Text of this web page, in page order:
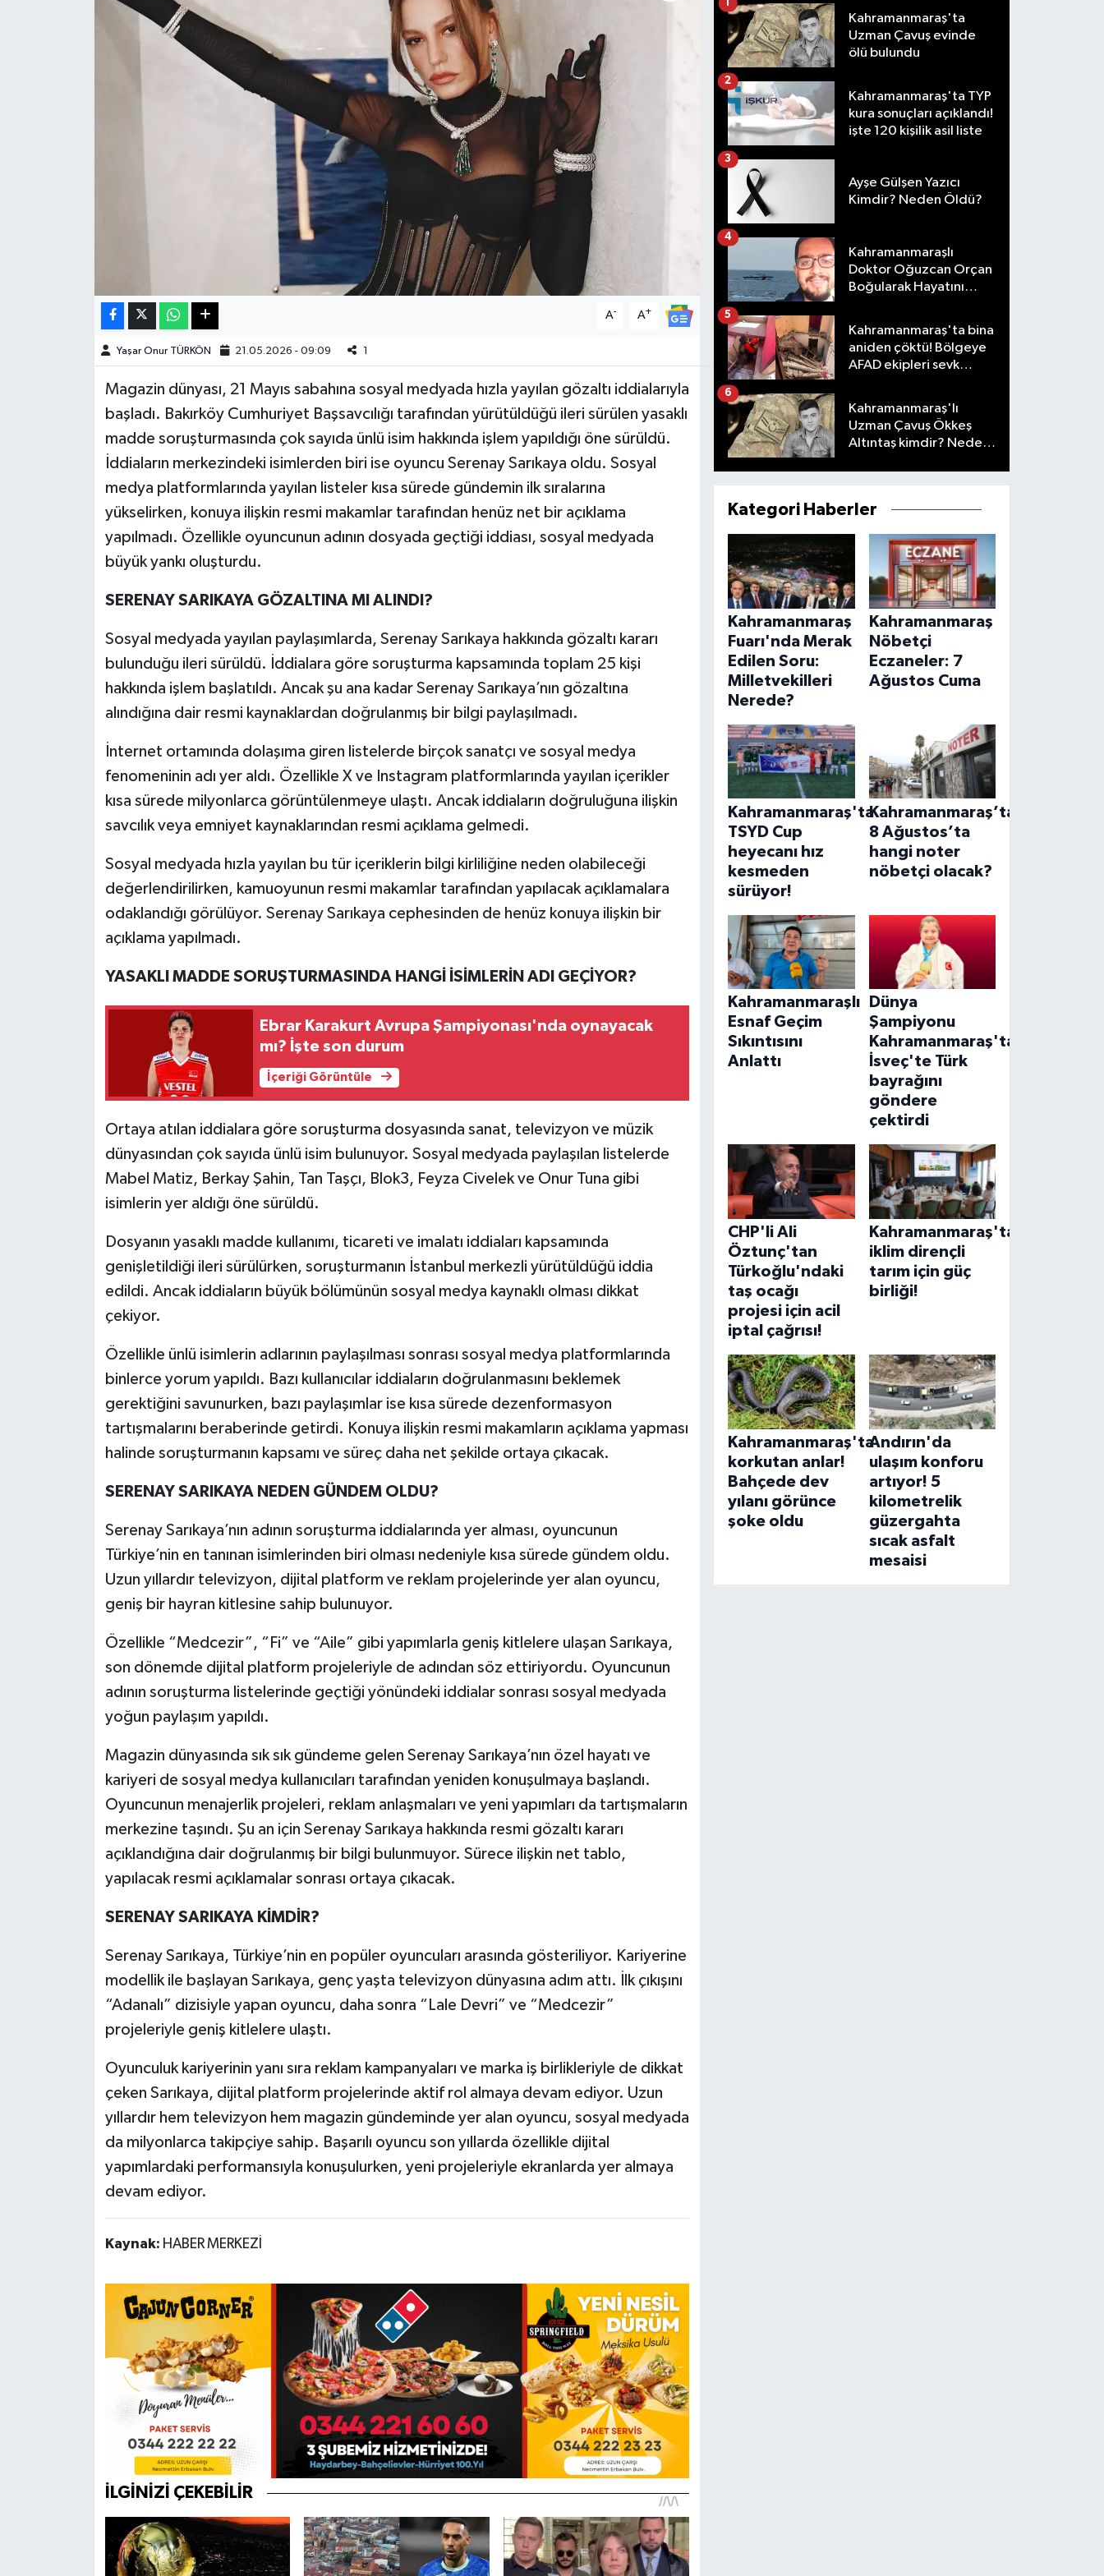
A- A+
Yaşar Onur TÜRKÖN 21.05.2026 - 09:09 1
Magazin dünyası, 21 Mayıs sabahına sosyal medyada hızla yayılan gözaltı iddialarıyla
başladı. Bakırköy Cumhuriyet Başsavcılığı tarafından yürütüldüğü ileri sürülen yasaklı
madde soruşturmasında çok sayıda ünlü isim hakkında işlem yapıldığı öne sürüldü.
İddiaların merkezindeki isimlerden biri ise oyuncu Serenay Sarıkaya oldu. Sosyal
medya platformlarında yayılan listeler kısa sürede gündemin ilk sıralarına
yükselirken, konuya ilişkin resmi makamlar tarafından henüz net bir açıklama
yapılmadı. Özellikle oyuncunun adının dosyada geçtiği iddiası, sosyal medyada
büyük yankı oluşturdu.
SERENAY SARIKAYA GÖZALTINA MI ALINDI?
Sosyal medyada yayılan paylaşımlarda, Serenay Sarıkaya hakkında gözaltı kararı
bulunduğu ileri sürüldü. İddialara göre soruşturma kapsamında toplam 25 kişi
hakkında işlem başlatıldı. Ancak şu ana kadar Serenay Sarıkaya’nın gözaltına
alındığına dair resmi kaynaklardan doğrulanmış bir bilgi paylaşılmadı.
İnternet ortamında dolaşıma giren listelerde birçok sanatçı ve sosyal medya
fenomeninin adı yer aldı. Özellikle X ve Instagram platformlarında yayılan içerikler
kısa sürede milyonlarca görüntülenmeye ulaştı. Ancak iddiaların doğruluğuna ilişkin
savcılık veya emniyet kaynaklarından resmi açıklama gelmedi.
Sosyal medyada hızla yayılan bu tür içeriklerin bilgi kirliliğine neden olabileceği
değerlendirilirken, kamuoyunun resmi makamlar tarafından yapılacak açıklamalara
odaklandığı görülüyor. Serenay Sarıkaya cephesinden de henüz konuya ilişkin bir
açıklama yapılmadı.
YASAKLI MADDE SORUŞTURMASINDA HANGİ İSİMLERİN ADI GEÇİYOR?
Ebrar Karakurt Avrupa Şampiyonası'nda oynayacak
mı? İşte son durum
İçeriği Görüntüle
Ortaya atılan iddialara göre soruşturma dosyasında sanat, televizyon ve müzik
dünyasından çok sayıda ünlü isim bulunuyor. Sosyal medyada paylaşılan listelerde
Mabel Matiz, Berkay Şahin, Tan Taşçı, Blok3, Feyza Civelek ve Onur Tuna gibi
isimlerin yer aldığı öne sürüldü.
Dosyanın yasaklı madde kullanımı, ticareti ve imalatı iddiaları kapsamında
genişletildiği ileri sürülürken, soruşturmanın İstanbul merkezli yürütüldüğü iddia
edildi. Ancak iddiaların büyük bölümünün sosyal medya kaynaklı olması dikkat
çekiyor.
Özellikle ünlü isimlerin adlarının paylaşılması sonrası sosyal medya platformlarında
binlerce yorum yapıldı. Bazı kullanıcılar iddiaların doğrulanmasını beklemek
gerektiğini savunurken, bazı paylaşımlar ise kısa sürede dezenformasyon
tartışmalarını beraberinde getirdi. Konuya ilişkin resmi makamların açıklama yapması
halinde soruşturmanın kapsamı ve süreç daha net şekilde ortaya çıkacak.
SERENAY SARIKAYA NEDEN GÜNDEM OLDU?
Serenay Sarıkaya’nın adının soruşturma iddialarında yer alması, oyuncunun
Türkiye’nin en tanınan isimlerinden biri olması nedeniyle kısa sürede gündem oldu.
Uzun yıllardır televizyon, dijital platform ve reklam projelerinde yer alan oyuncu,
geniş bir hayran kitlesine sahip bulunuyor.
Özellikle “Medcezir”, “Fi” ve “Aile” gibi yapımlarla geniş kitlelere ulaşan Sarıkaya,
son dönemde dijital platform projeleriyle de adından söz ettiriyordu. Oyuncunun
adının soruşturma listelerinde geçtiği yönündeki iddialar sonrası sosyal medyada
yoğun paylaşım yapıldı.
Magazin dünyasında sık sık gündeme gelen Serenay Sarıkaya’nın özel hayatı ve
kariyeri de sosyal medya kullanıcıları tarafından yeniden konuşulmaya başlandı.
Oyuncunun menajerlik projeleri, reklam anlaşmaları ve yeni yapımları da tartışmaların
merkezine taşındı. Şu an için Serenay Sarıkaya hakkında resmi gözaltı kararı
açıklandığına dair doğrulanmış bir bilgi bulunmuyor. Sürece ilişkin net tablo,
yapılacak resmi açıklamalar sonrası ortaya çıkacak.
SERENAY SARIKAYA KİMDİR?
Serenay Sarıkaya, Türkiye’nin en popüler oyuncuları arasında gösteriliyor. Kariyerine
modellik ile başlayan Sarıkaya, genç yaşta televizyon dünyasına adım attı. İlk çıkışını
“Adanalı” dizisiyle yapan oyuncu, daha sonra “Lale Devri” ve “Medcezir”
projeleriyle geniş kitlelere ulaştı.
Oyunculuk kariyerinin yanı sıra reklam kampanyaları ve marka iş birlikleriyle de dikkat
çeken Sarıkaya, dijital platform projelerinde aktif rol almaya devam ediyor. Uzun
yıllardır hem televizyon hem magazin gündeminde yer alan oyuncu, sosyal medyada
da milyonlarca takipçiye sahip. Başarılı oyuncu son yıllarda özellikle dijital
yapımlardaki performansıyla konuşulurken, yeni projeleriyle ekranlarda yer almaya
devam ediyor.
Kaynak: HABER MERKEZİ
Kahramanmaraş'ta
Uzman Çavuş evinde
ölü bulundu
1
Kahramanmaraş'ta TYP
kura sonuçları açıklandı!
işte 120 kişilik asil liste
2
Ayşe Gülşen Yazıcı
Kimdir? Neden Öldü?
3
Kahramanmaraşlı
Doktor Oğuzcan Orçan
Boğularak Hayatını
4
Kahramanmaraş'ta bina
aniden çöktü! Bölgeye
AFAD ekipleri sevk
5
Kahramanmaraş'lı
Uzman Çavuş Ökkeş
Altıntaş kimdir? Neden
6
Kategori Haberler
Kahramanmaraş
Fuarı'nda Merak
Edilen Soru:
Milletvekilleri
Nerede?
Kahramanmaraş
Nöbetçi
Eczaneler: 7
Ağustos Cuma
Kahramanmaraş'ta
TSYD Cup
heyecanı hız
kesmeden
sürüyor!
Kahramanmaraş’ta
8 Ağustos’ta
hangi noter
nöbetçi olacak?
Kahramanmaraşlı
Esnaf Geçim
Sıkıntısını
Anlattı
Dünya
Şampiyonu
Kahramanmaraş'tan!
İsveç'te Türk
bayrağını
göndere
çektirdi
CHP'li Ali
Öztunç'tan
Türkoğlu'ndaki
taş ocağı
projesi için acil
iptal çağrısı!
Kahramanmaraş'ta
iklim dirençli
tarım için güç
birliği!
Kahramanmaraş'ta
korkutan anlar!
Bahçede dev
yılanı görünce
şoke oldu
Andırın'da
ulaşım konforu
artıyor! 5
kilometrelik
güzergahta
sıcak asfalt
mesaisi
SürManşet
Teknoloji
KAHRAMANMARAŞ